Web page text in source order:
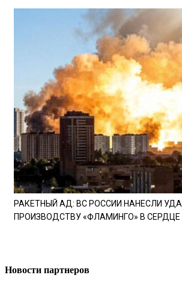
РАКЕТНЫЙ АД: ВС РОССИИ НАНЕСЛИ
ПРОИЗВОДСТВУ «ФЛАМИНГО» В СЕРДЦЕ
Новости партнеров